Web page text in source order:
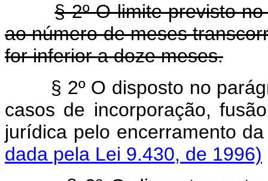
§ 2º O limite previsto
ao número de meses
for inferior a doze meses.
§ 2º O disposto no
casos de incorporação,
jurídica pelo
dada pela Lei 9.430, de 1996)